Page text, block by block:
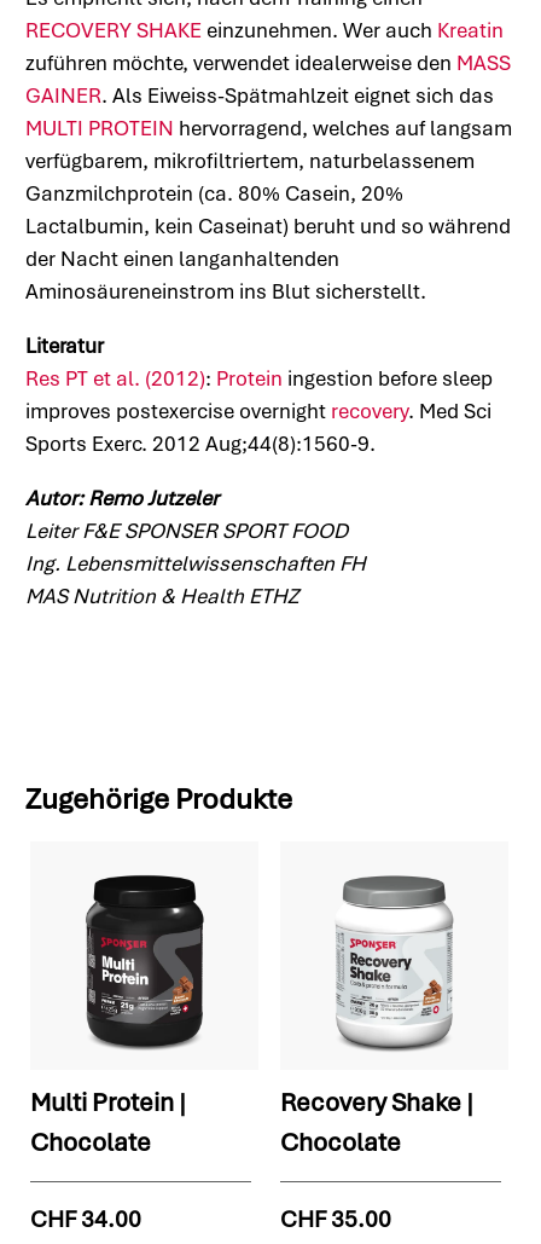
RECOVERY SHAKE einzunehmen. Wer auch Kreatin
zuführen möchte, verwendet idealerweise den MASS
GAINER. Als Eiweiss-Spätmahlzeit eignet sich das
MULTI PROTEIN hervorragend, welches auf langsam
verfügbarem, mikrofiltriertem, naturbelassenem
Ganzmilchprotein (ca. 80% Casein, 20%
Lactalbumin, kein Caseinat) beruht und so während
der Nacht einen langanhaltenden
Aminosäureneinstrom ins Blut sicherstellt.
Literatur
Res PT et al. (2012): Protein ingestion before sleep
improves postexercise overnight recovery. Med Sci
Sports Exerc. 2012 Aug;44(8):1560-9.
Autor: Remo Jutzeler
Leiter F&E SPONSER SPORT FOOD
Ing. Lebensmittelwissenschaften FH
MAS Nutrition & Health ETHZ
Zugehörige Produkte
Recovery Shake |
Chocolate
CHF 35.00
Mass Gainer |
Vanilla
CHF 57.00